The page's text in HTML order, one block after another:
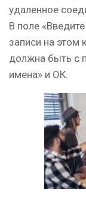
удаленное
В поле
записи на этом
должна быть с
имена» и ОК.